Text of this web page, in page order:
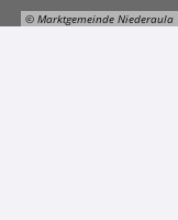
© Marktgemeinde Niederaula